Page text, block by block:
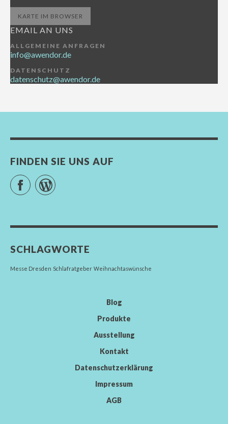
KARTE IM BROWSER
EMAIL AN UNS
ALLGEMEINE ANFRAGEN
info@awendor.de
DATENSCHUTZ
datenschutz@awendor.de
FINDEN SIE UNS AUF
FacebookWordPress
SCHLAGWORTE
Messe Dresden Schlafratgeber Weihnachtaswünsche
Blog
Produkte
Ausstellung
Kontakt
Datenschutzerklärung
Impressum
AGB